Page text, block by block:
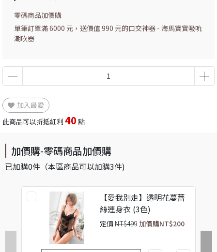
零碼商品加價購
單筆訂單滿 6000 元，送價值 990 元的口交神器 - 海馬寶寶吸吮
潮吹器
加入最愛
此商品可以折抵紅利 40 點
加價購-零碼商品加價購
已加購0件 （本區商品可以加購3件)
【愛我別走】透明花蔓蕾
絲連身衣 (3色)
定價 NT$499 加價購NT$200